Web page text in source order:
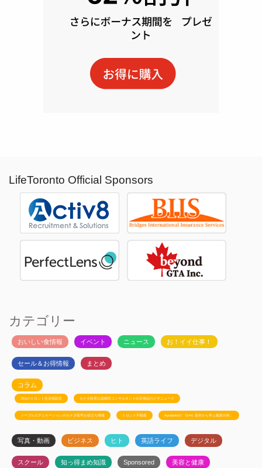
LifeToronto Official Sponsors
カテゴリー
おいしい食情報 イベント ニュース お！イイ仕事！
セール＆お得情報 まとめ
コラム
JSSのトロント生活相談室 カナダ政府公認移民コンサルタント白石有紀のビザニュース
メープルエデュケーションのカナダ留学お役立ち情報 トロント不動産 Ayudanteの「GA4: 基本から学ぶ最新分析」
写真・動画 ビジネス ヒト 英語ライフ デジタル
スクール 知っ得まめ知識 Sponsored 美容と健康